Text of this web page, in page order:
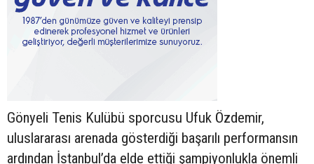
Gönyeli Tenis Kulübü sporcusu Ufuk Özdemir,
uluslararası arenada gösterdiği başarılı performansın
ardından İstanbul’da elde ettiği şampiyonlukla önemli